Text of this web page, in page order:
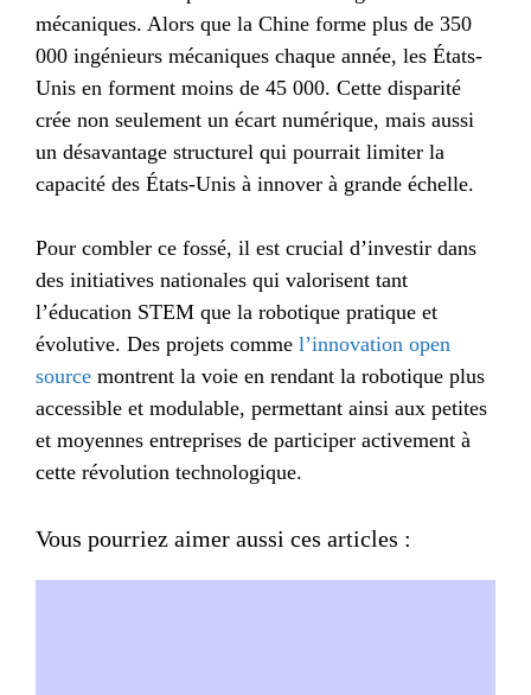
mécaniques. Alors que la Chine forme plus de 350
000 ingénieurs mécaniques chaque année, les États-
Unis en forment moins de 45 000. Cette disparité
crée non seulement un écart numérique, mais aussi
un désavantage structurel qui pourrait limiter la
capacité des États-Unis à innover à grande échelle.
Pour combler ce fossé, il est crucial d’investir dans
des initiatives nationales qui valorisent tant
l’éducation STEM que la robotique pratique et
évolutive. Des projets comme l’innovation open
source montrent la voie en rendant la robotique plus
accessible et modulable, permettant ainsi aux petites
et moyennes entreprises de participer activement à
cette révolution technologique.
Vous pourriez aimer aussi ces articles :